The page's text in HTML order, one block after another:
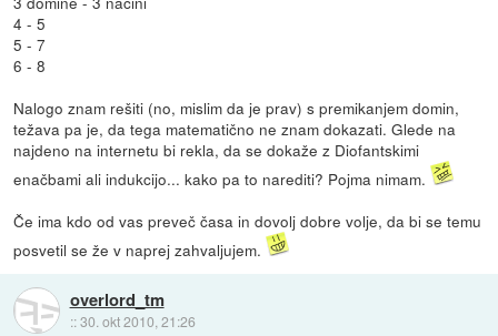
4 - 5
5 - 7
6 - 8
Nalogo znam rešiti (no, mislim da je prav) s premikanjem domin,
težava pa je, da tega matematično ne znam dokazati. Glede na
najdeno na internetu bi rekla, da se dokaže z Diofantskimi
enačbami ali indukcijo... kako pa to narediti? Pojma nimam.
Če ima kdo od vas preveč časa in dovolj dobre volje, da bi se temu
posvetil se že v naprej zahvaljujem.
overlord_tm
::30. okt 2010, 21:26